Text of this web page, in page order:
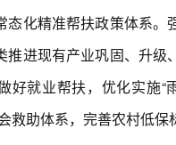
化精准帮扶政策体系。
推进现有产业巩固、升
好就业帮扶，优化实施“
救助体系，完善农村低